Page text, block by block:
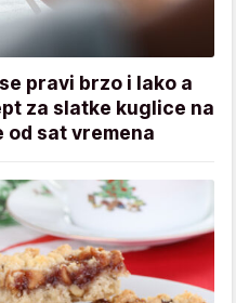
pravi brzo i lako a
za slatke kuglice na
od sat vremena